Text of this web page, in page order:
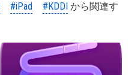
#iPad #KDDI から関連す